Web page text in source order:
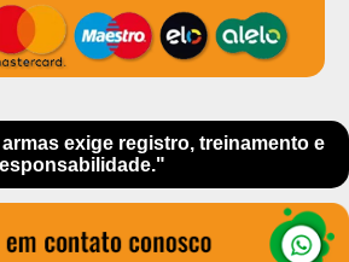
exige registro, treinamento e